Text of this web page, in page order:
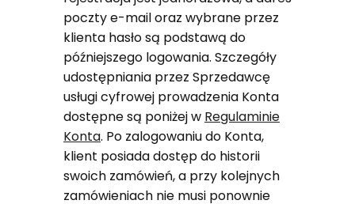
poczty e-mail oraz wybrane przez
klienta hasło są podstawą do
późniejszego logowania. Szczegóły
udostępniania przez Sprzedawcę
usługi cyfrowej prowadzenia Konta
dostępne są poniżej w Regulaminie
Konta. Po zalogowaniu do Konta,
klient posiada dostęp do historii
swoich zamówień, a przy kolejnych
zamówieniach nie musi ponownie